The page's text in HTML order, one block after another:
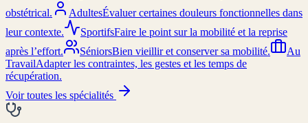
obstétrical.
AdultesÉvaluer certaines douleurs fonctionnelles dans
leur contexte.
SportifsFaire le point sur la mobilité et la reprise
après l’effort.
SéniorsBien vieillir et conserver sa mobilité.
Au
TravailAdapter les contraintes, les gestes et les temps de
récupération.
Voir toutes les spécialités